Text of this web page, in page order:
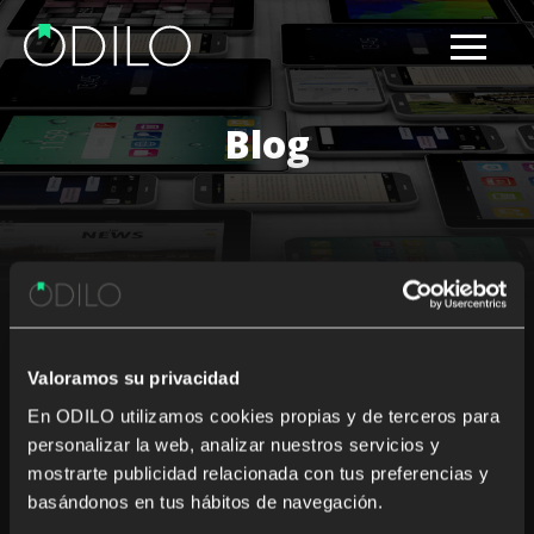
Valoramos su privacidad
En ODILO utilizamos cookies propias y de terceros para
personalizar la web, analizar nuestros servicios y
mostrarte publicidad relacionada con tus preferencias y
basándonos en tus hábitos de navegación.
Blog
Nothing Found
It seems we can’t find what you’re looking for. Perhaps
searching can help.